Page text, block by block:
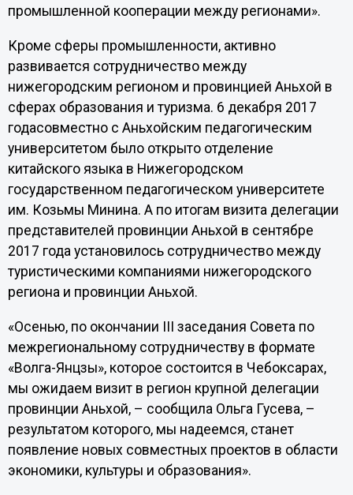
промышленной кооперации между регионами».
Кроме сферы промышленности, активно
развивается сотрудничество между
нижегородским регионом и провинцией Аньхой в
сферах образования и туризма. 6 декабря 2017
годасовместно с Аньхойским педагогическим
университетом было открыто отделение
китайского языка в Нижегородском
государственном педагогическом университете
им. Козьмы Минина. А по итогам визита делегации
представителей провинции Аньхой в сентябре
2017 года установилось сотрудничество между
туристическими компаниями нижегородского
региона и провинции Аньхой.
«Осенью, по окончании III заседания Совета по
межрегиональному сотрудничеству в формате
«Волга-Янцзы», которое состоится в Чебоксарах,
мы ожидаем визит в регион крупной делегации
провинции Аньхой, – сообщила Ольга Гусева, –
результатом которого, мы надеемся, станет
появление новых совместных проектов в области
экономики, культуры и образования».